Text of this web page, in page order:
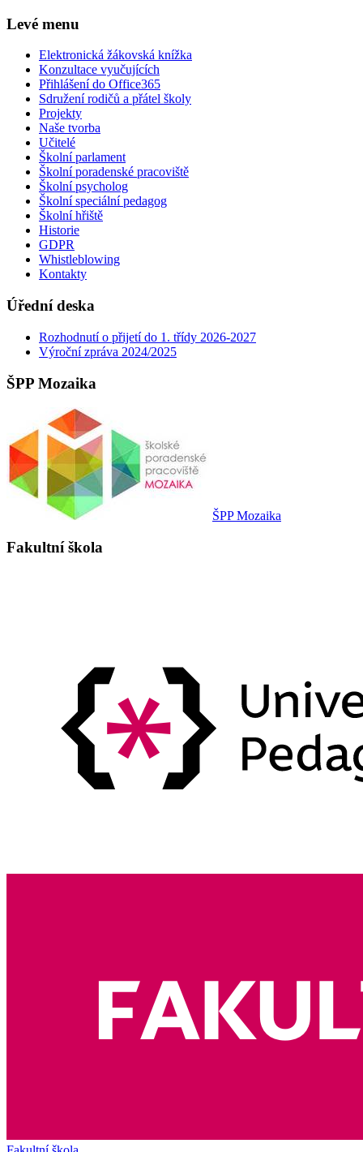
Levé menu
Elektronická žákovská knížka
Konzultace vyučujících
Přihlášení do Office365
Sdružení rodičů a přátel školy
Projekty
Naše tvorba
Učitelé
Školní parlament
Školní poradenské pracoviště
Školní psycholog
Školní speciální pedagog
Školní hřiště
Historie
GDPR
Whistleblowing
Kontakty
Úřední deska
Rozhodnutí o přijetí do 1. třídy 2026-2027
Výroční zpráva 2024/2025
ŠPP Mozaika
ŠPP Mozaika
Fakultní škola